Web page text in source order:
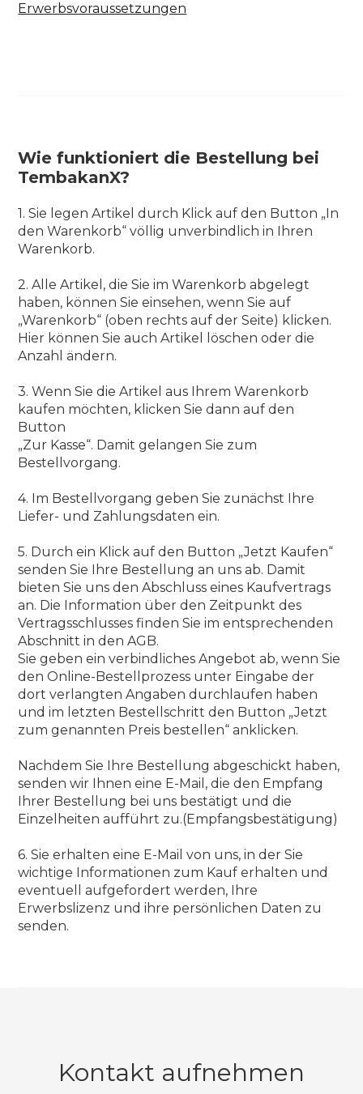
Erwerbsvoraussetzungen
Wie funktioniert die Bestellung bei
TembakanX?
1. Sie legen Artikel durch Klick auf den Button „In
den Warenkorb“ völlig unverbindlich in Ihren
Warenkorb.
2. Alle Artikel, die Sie im Warenkorb abgelegt
haben, können Sie einsehen, wenn Sie auf
„Warenkorb“ (oben rechts auf der Seite) klicken.
Hier können Sie auch Artikel löschen oder die
Anzahl ändern.
3. Wenn Sie die Artikel aus Ihrem Warenkorb
kaufen möchten, klicken Sie dann auf den
Button
„Zur Kasse“. Damit gelangen Sie zum
Bestellvorgang.
4. Im Bestellvorgang geben Sie zunächst Ihre
Liefer- und Zahlungsdaten ein.
5. Durch ein Klick auf den Button „Jetzt Kaufen“
senden Sie Ihre Bestellung an uns ab. Damit
bieten Sie uns den Abschluss eines Kaufvertrags
an. Die Information über den Zeitpunkt des
Vertragsschlusses finden Sie im entsprechenden
Abschnitt in den AGB.
Sie geben ein verbindliches Angebot ab, wenn Sie
den Online-Bestellprozess unter Eingabe der
dort verlangten Angaben durchlaufen haben
und im letzten Bestellschritt den Button „Jetzt
zum genannten Preis bestellen“ anklicken.
Nachdem Sie Ihre Bestellung abgeschickt haben,
senden wir Ihnen eine E-Mail, die den Empfang
Ihrer Bestellung bei uns bestätigt und die
Einzelheiten aufführt zu.(Empfangsbestätigung)
6. Sie erhalten eine E-Mail von uns, in der Sie
wichtige Informationen zum Kauf erhalten und
eventuell aufgefordert werden, Ihre
Erwerbslizenz und ihre persönlichen Daten zu
senden.
Kontakt aufnehmen